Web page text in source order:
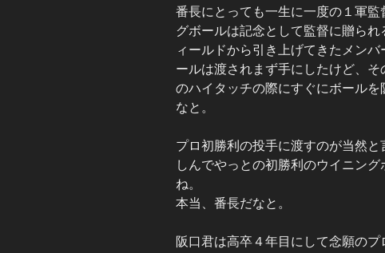
番長にとっても一生に一度の１軍
グボールは記念として監督に贈ら
ィールドから引き上げてきたメン
ールは渡されまず手にしたけど、
のハイタッチの際にすぐにボール
なと。
プロ初勝利の投手に渡すのが当然
しんでやっとの初勝利のウイニン
ね。
本当、番長だなと。
阪口君は高卒４年目にして念願のプ